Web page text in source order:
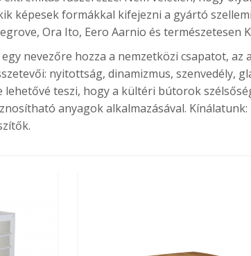
képesek formákkal kifejezni a gyártó
Ora Ito, Eero Aarnio és természetesen
nevezőre hozza a nemzetközi csapatot,
nyitottság, dinamizmus, szenvedély,
lehetővé teszi, hogy a kültéri bútorok
anyagok alkalmazásával.